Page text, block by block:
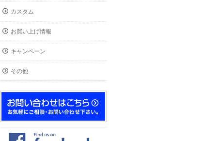
カスタム
お買い上げ情報
キャンペーン
その他